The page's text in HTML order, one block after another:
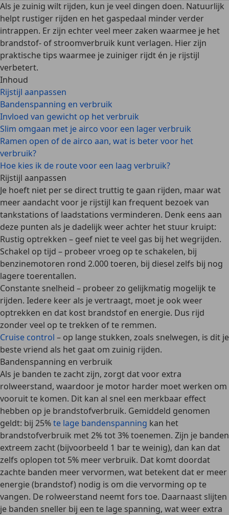
Als je zuinig wilt rijden, kun je veel dingen doen. Natuurlijk
helpt rustiger rijden en het gaspedaal minder verder
intrappen. Er zijn echter veel meer zaken waarmee je het
brandstof- of stroomverbruik kunt verlagen. Hier zijn
praktische tips waarmee je zuiniger rijdt én je rijstijl
verbetert.
Inhoud
Rijstijl aanpassen
Bandenspanning en verbruik
Invloed van gewicht op het verbruik
Slim omgaan met je airco voor een lager verbruik
Ramen open of de airco aan, wat is beter voor het
verbruik?
Hoe kies ik de route voor een laag verbruik?
Rijstijl aanpassen
Je hoeft niet per se direct truttig te gaan rijden, maar wat
meer aandacht voor je rijstijl kan frequent bezoek van
tankstations of laadstations verminderen. Denk eens aan
deze punten als je dadelijk weer achter het stuur kruipt:
Rustig optrekken – geef niet te veel gas bij het wegrijden.
Schakel op tijd – probeer vroeg op te schakelen, bij
benzinemotoren rond 2.000 toeren, bij diesel zelfs bij nog
lagere toerentallen.
Constante snelheid – probeer zo gelijkmatig mogelijk te
rijden. Iedere keer als je vertraagt, moet je ook weer
optrekken en dat kost brandstof en energie. Dus rijd
zonder veel op te trekken of te remmen.
Cruise control – op lange stukken, zoals snelwegen, is dit je
beste vriend als het gaat om zuinig rijden.
Bandenspanning en verbruik
Als je banden te zacht zijn, zorgt dat voor extra
rolweerstand, waardoor je motor harder moet werken om
vooruit te komen. Dit kan al snel een merkbaar effect
hebben op je brandstofverbruik. Gemiddeld genomen
geldt: bij 25%te lage bandenspanning kan het
brandstofverbruik met 2% tot 3% toenemen. Zijn je banden
extreem zacht(bijvoorbeeld 1 bar te weinig), dan kan dat
zelfs oplopen tot 5% meer verbruik. Dat komt doordat
zachte banden meer vervormen, wat betekent dat er meer
energie (brandstof) nodig is om die vervorming op te
vangen. De rolweerstand neemt fors toe. Daarnaast slijten
je banden sneller bij een te lage spanning, wat weer extra